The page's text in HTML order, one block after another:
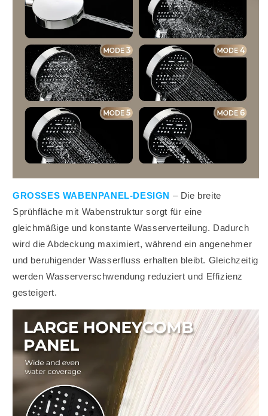
GROSSES WABENPANEL-DESIGN – Die breite
Sprühfläche mit Wabenstruktur sorgt für eine
gleichmäßige und konstante Wasserverteilung. Dadurch
wird die Abdeckung maximiert, während ein angenehmer
und beruhigender Wasserfluss erhalten bleibt. Gleichzeitig
werden Wasserverschwendung reduziert und Effizienz
gesteigert.